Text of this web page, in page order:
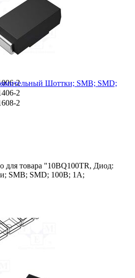
2
3
2
2
2
2
Шоттки; SMB; SMD;
для товара "10BQ100TR, Диод:
SMB; SMD; 100В; 1А;